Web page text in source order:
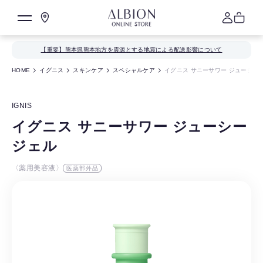
【重要】熊本県熊本地方を震源とする地震による配送影響について
HOME イグニス スキンケア スペシャルケア イグニス サニーサワー ジューシー
IGNIS
イグニス サニーサワー ジューシー
ジェル
〈薬用美容液〉 医薬部外品